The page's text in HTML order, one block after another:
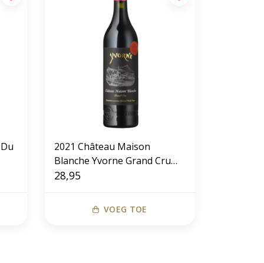
2021 Château Maison
Blanche Yvorne Grand Cru
Rouge
28,95
VOEG TOE